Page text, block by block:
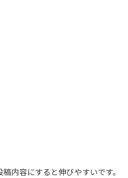
内容にすると伸びやすいです。